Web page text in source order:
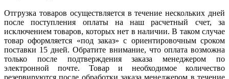
Отгрузка товаров осуществляется в течение нескольких дней
после поступления оплаты на наш расчетный счет, за
исключением товаров, которых нет в наличии. В таком случае
товар оформляется «под заказ» с ориентировочным сроком
поставки 15 дней. Обратите внимание, что оплата возможна
только после подтверждения заказа менеджером по
электронной почте. Товар и необходимое количество